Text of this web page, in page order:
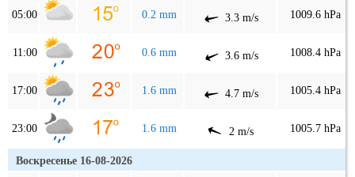
05:00 0.2 mm 3.3 m/s 1009.6 hPa
11:00 0.6 mm 3.6 m/s 1008.4 hPa
17:00 1.6 mm 4.7 m/s 1005.4 hPa
23:00 1.6 mm 2 m/s 1005.7 hPa
Воскресенье 16-08-2026